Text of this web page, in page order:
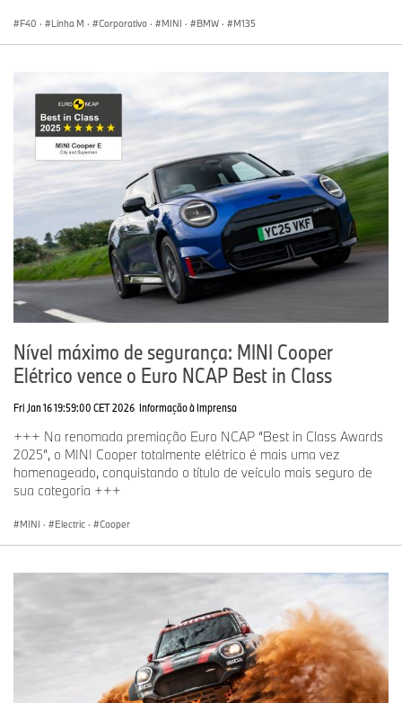
F40 · Linha M · Corporativo · MINI · BMW · M135
Nível máximo de segurança: MINI Cooper
Elétrico vence o Euro NCAP Best in Class
Fri Jan 16 19:59:00 CET 2026 Informação à Imprensa
+++ Na renomada premiação Euro NCAP “Best in Class Awards
2025”, o MINI Cooper totalmente elétrico é mais uma vez
homenageado, conquistando o título de veículo mais seguro de
sua categoria +++
MINI · Electric · Cooper